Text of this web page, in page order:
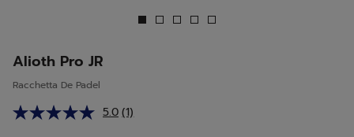
Alioth Pro JR
Racchetta De Padel
5.0 Leggi
(1)